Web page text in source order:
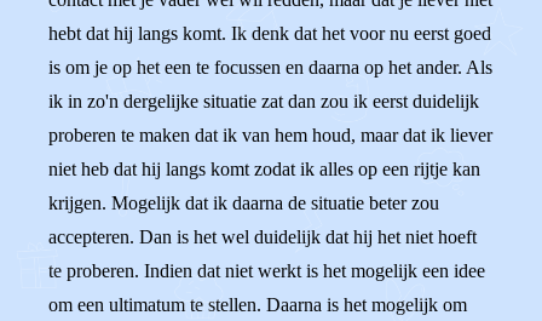
hebt dat hij langs komt. Ik denk dat het voor nu eerst goed
is om je op het een te focussen en daarna op het ander. Als
ik in zo'n dergelijke situatie zat dan zou ik eerst duidelijk
proberen te maken dat ik van hem houd, maar dat ik liever
niet heb dat hij langs komt zodat ik alles op een rijtje kan
krijgen. Mogelijk dat ik daarna de situatie beter zou
accepteren. Dan is het wel duidelijk dat hij het niet hoeft
te proberen. Indien dat niet werkt is het mogelijk een idee
om een ultimatum te stellen. Daarna is het mogelijk om